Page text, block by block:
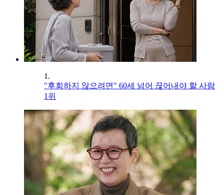
1.
"후회하지 않으려면" 60세 넘어 끊어내야 할 사람
1위